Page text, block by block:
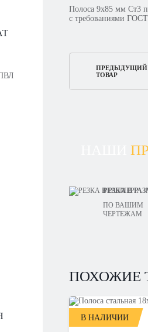
Полоса 9х85 мм Ст3
с требованиями ГОСТ
ПРЕДЫДУЩИЙ
ТОВАР
РЕЗКА В
ПО ВАШИМ
ЧЕРТЕЖАМ
ПОХОЖИЕ
В НАЛИЧИИ